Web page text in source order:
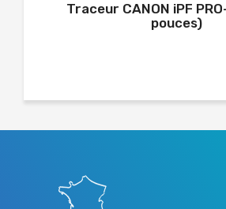
Traceur CANON iPF
pouces)